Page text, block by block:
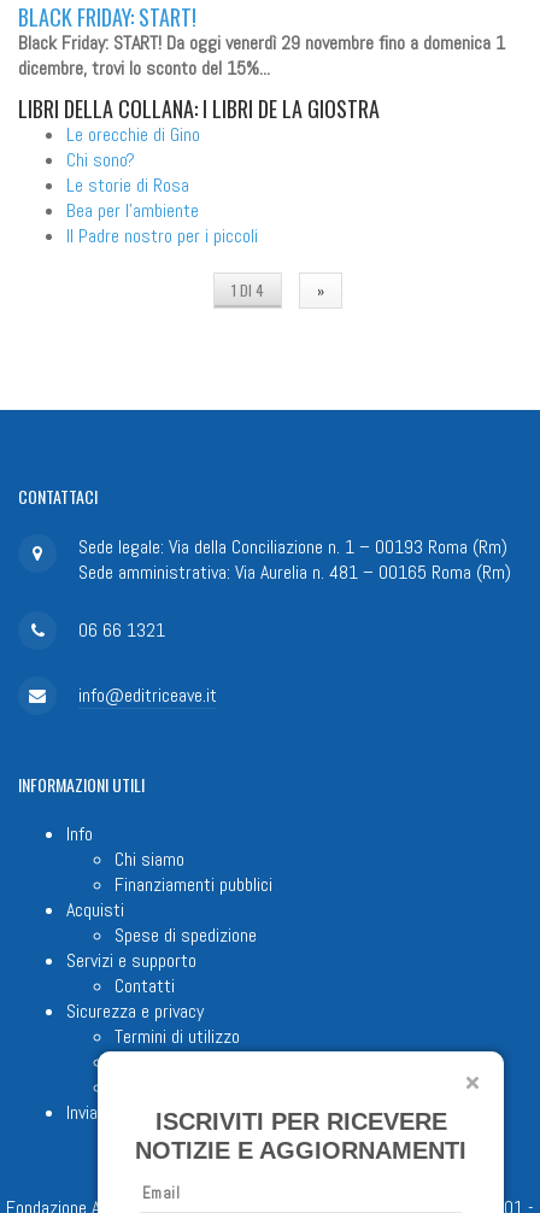
BLACK FRIDAY: START!
Black Friday: START! Da oggi venerdì 29 novembre fino a domenica 1
dicembre, trovi lo sconto del 15%...
LIBRI DELLA COLLANA: I LIBRI DE LA GIOSTRA
Le orecchie di Gino
Chi sono?
Le storie di Rosa
Bea per l'ambiente
Il Padre nostro per i piccoli
1 DI 4 »
CONTATTACI
Sede legale: Via della Conciliazione n. 1 – 00193 Roma (Rm)
Sede amministrativa: Via Aurelia n. 481 – 00165 Roma (Rm)
06 66 1321
info@editriceave.it
INFORMAZIONIUTILI
Info
Chi siamo
Finanziamenti pubblici
Acquisti
Spese di spedizione
Servizi e supporto
Contatti
Sicurezza e privacy
Termini di utilizzo
Invia proposta editoriale
Fondazione Apostolicam Actuositatem ETS © 2023 - P.I. 05398481001 -
ISCRIVITI PER RICEVERE
NOTIZIE E AGGIORNAMENTI
Email